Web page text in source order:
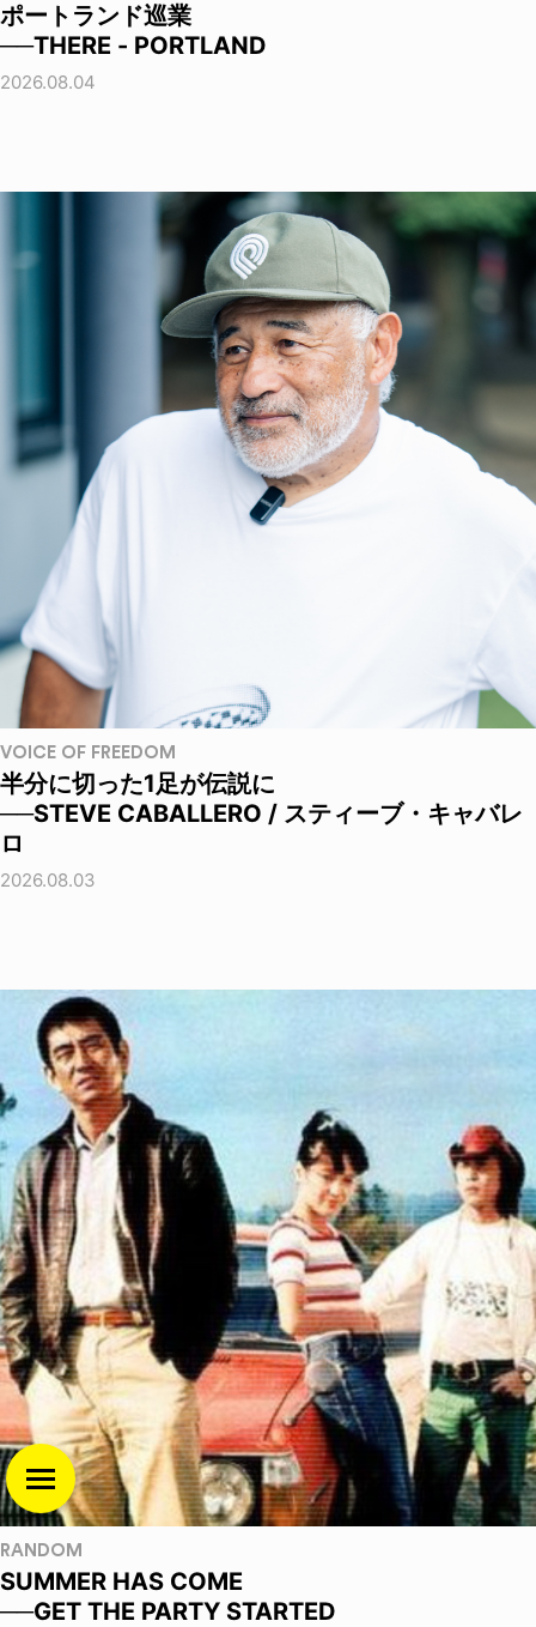
ポートランド巡業
──THERE - PORTLAND
2026.08.04
VOICE OF FREEDOM
半分に切った1足が伝説に
──STEVE CABALLERO / スティーブ・キャバレ
ロ
2026.08.03
RANDOM
SUMMER HAS COME
──GET THE PARTY STARTED